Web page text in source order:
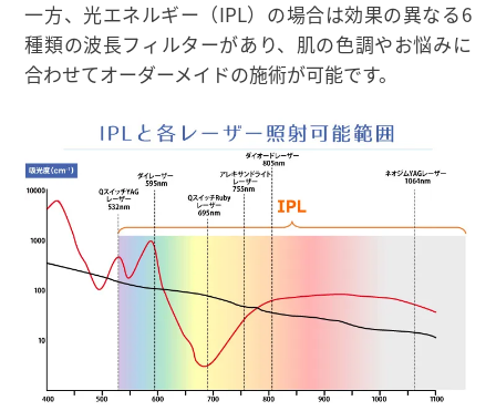
一方、光エネルギー（IPL）の場合は効果の異なる6
種類の波長フィルターがあり、肌の色調やお悩みに
合わせてオーダーメイドの施術が可能です。